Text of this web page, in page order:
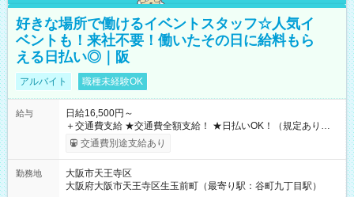
好きな場所で働けるイベントスタッフ☆人気イ
ベントも！来社不要！働いたその日に給料もら
える日払い◎｜阪
アルバイト 職種未経験OK
給与
日給16,500円～
＋交通費支給 ★交通費全額支給！ ★日払いOK！（規定あり） ┗
働いたその日に現金GET♪ お仕事後はコンビニATMから 日払
交通費別途支給あり
勤務地
大阪市天王寺区
大阪府大阪市天王寺区生玉前町（最寄り駅：谷町九丁目駅）